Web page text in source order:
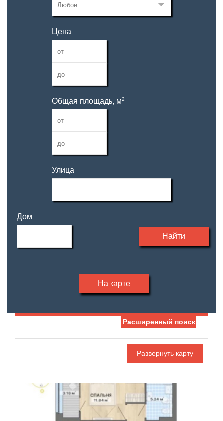
Цена
—
Общая площадь, м2
—
Улица
Дом
Найти
На карте
Жилая площадь
—
Площадь кухни
Этаж
—
Расширенный поиск